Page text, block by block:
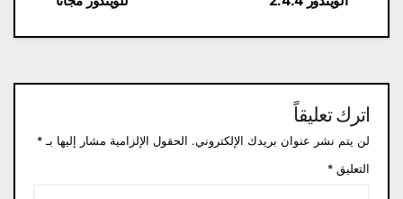
اترك تعليقاً
لن يتم نشر عنوان بريدك الإلكتروني. الحقول الإلزامية مشار إليها بـ *
التعليق *